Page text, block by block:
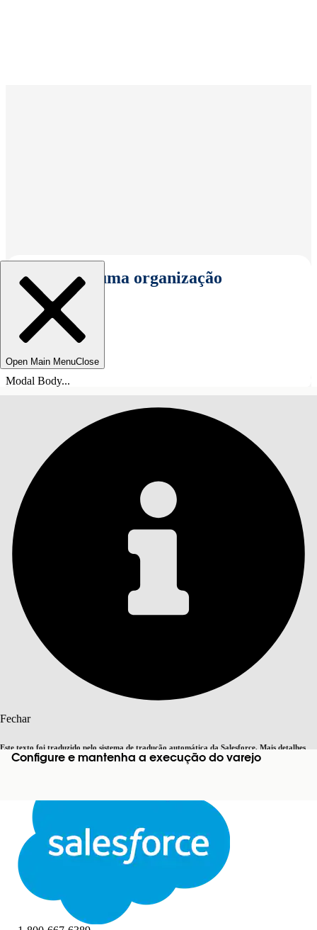
Selecionar uma organização
Open Main MenuClose
Modal Body...
Fechar
Este texto foi traduzido pelo sistema de tradução automática da Salesforce. Mais detalhes
aqui. Alternar para inglês Agora não
Fechar Fechar
Configure e mantenha a execução do varejo
ÍNDICE
Pesquisar